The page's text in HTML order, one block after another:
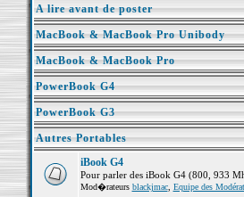
A lire avant de poster
MacBook & MacBook Pro Unibody
MacBook & MacBook Pro
PowerBook G4
PowerBook G3
Autres Portables
iBook G4
Pour parler des iBook G4 (800, 933
Mod�rateurs blackjmac, Equipe des